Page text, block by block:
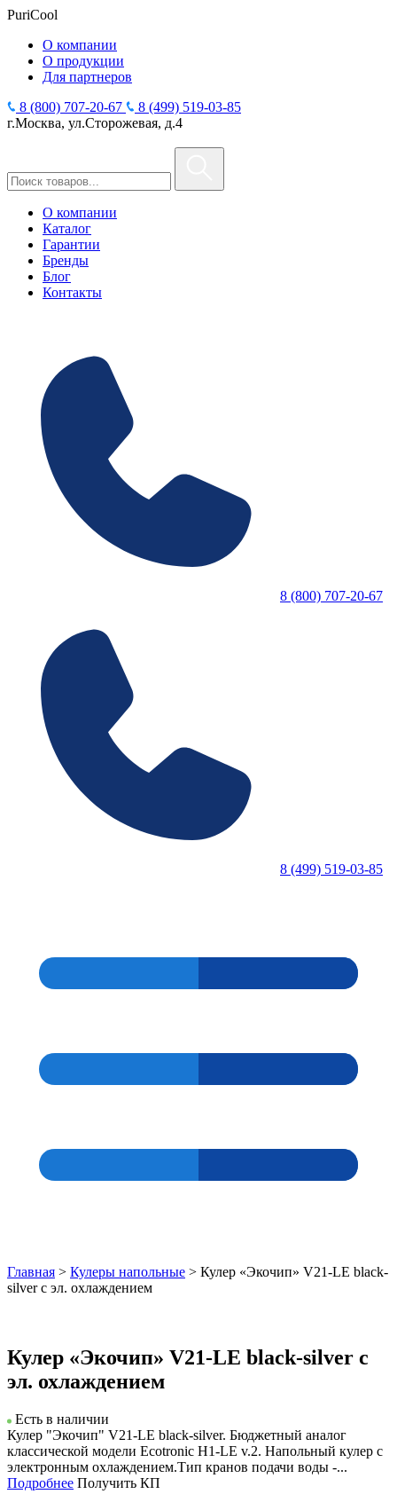
PuriCool
О компании
О продукции
Для партнеров
8 (800) 707-20-67
8 (499) 519-03-85
г.Москва, ул.Сторожевая, д.4
О компании
Каталог
Гарантии
Бренды
Блог
Контакты
8 (800) 707-20-67
8 (499) 519-03-85
Главная > Кулеры напольные > Кулер «Экочип» V21-LE black-
silver с эл. охлаждением
Кулер «Экочип» V21-LE black-silver с
эл. охлаждением
Есть в наличии
Кулер "Экочип" V21-LE black-silver. Бюджетный аналог
классической модели Ecotronic H1-LE v.2. Напольный кулер с
электронным охлаждением.Тип кранов подачи воды -...
Подробнее Получить КП